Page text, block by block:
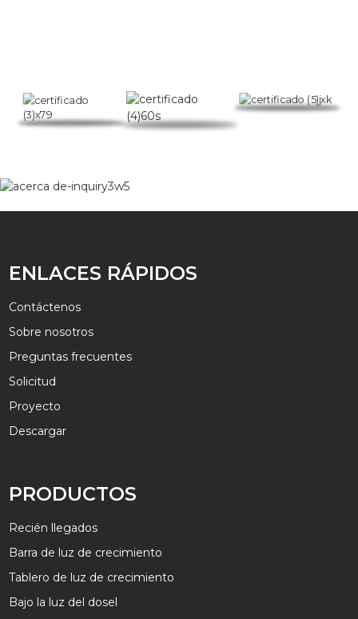
ENLACES RÁPIDOS
Contáctenos
Sobre nosotros
Preguntas frecuentes
Solicitud
Proyecto
Descargar
PRODUCTOS
Recién llegados
Barra de luz de crecimiento
Tablero de luz de crecimiento
Bajo la luz del dosel